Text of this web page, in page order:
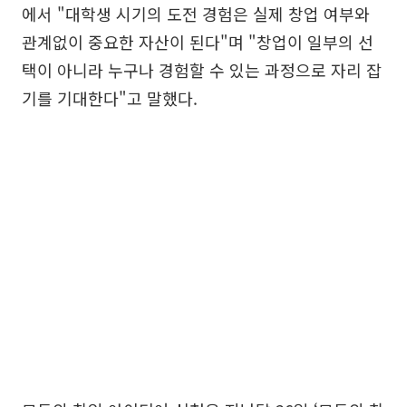
에서 "대학생 시기의 도전 경험은 실제 창업 여부와
관계없이 중요한 자산이 된다"며 "창업이 일부의 선
택이 아니라 누구나 경험할 수 있는 과정으로 자리 잡
기를 기대한다"고 말했다.